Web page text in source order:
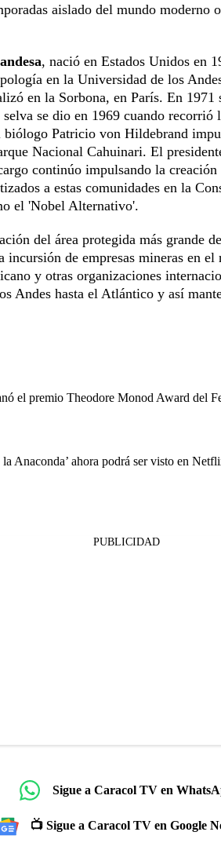
aislado del mundo moderno
, nació en Estados Unidos en
en la Universidad de los
en la Sorbona, en París. En
se dio en 1969 cuando recorrió
Patricio von Hildebrand
Nacional Cahuinari. El
continúo impulsando la
a estas comunidades en la
el 'Nobel Alternativo'.
del área protegida más grande
de empresas mineras en
y otras organizaciones
Andes hasta el Atlántico y así
el premio Theodore Monod Award del
Anaconda’ ahora podrá ser visto en
PUBLICIDAD
Sigue a Caracol TV en
📺 Sigue a Caracol TV en Google